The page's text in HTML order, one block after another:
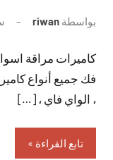
بواسطة riwan
كاميرات مراقة
فك جميع أنواع
، الواي فاي ، […]
تابع القراءة